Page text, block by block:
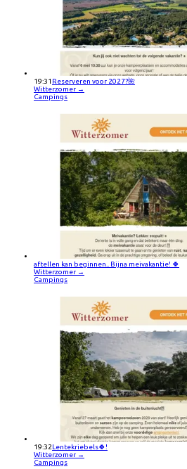
19:31 Reserveren voor 2027?🌺
Witterzomer →
Campings
aftellen kan beginnen.. Bijna meivakantie! 🍀
Witterzomer →
Campings
19:32Lentekriebels🍀!
Witterzomer →
Campings